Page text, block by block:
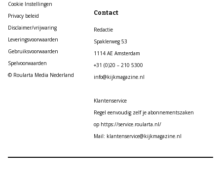
Cookie Instellingen
Privacy beleid
Disclaimer/vrijwaring
Leveringsvoorwaarden
Gebruiksvoorwaarden
Spelvoorwaarden
© Roularta Media Nederland
Contact
Redactie
Spaklerweg 53
1114 AE Amsterdam
+31 (0)20 – 210 5300
info@kijkmagazine.nl
Klantenservice
Regel eenvoudig zelf je abonnementszaken
op https://service.roularta.nl/
Mail: klantenservice@kijkmagazine.nl